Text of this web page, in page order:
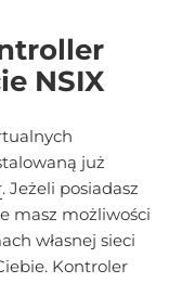
NSIX
już
. Jeżeli posiadasz
masz możliwości
własnej sieci
Kontroler